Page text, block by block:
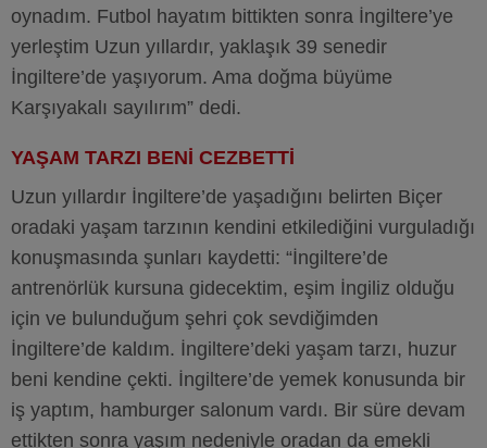
oynadım. Futbol hayatım bittikten sonra İngiltere’ye
yerleştim Uzun yıllardır, yaklaşık 39 senedir
İngiltere’de yaşıyorum. Ama doğma büyüme
Karşıyakalı sayılırım” dedi.
YAŞAM TARZI BENİ CEZBETTİ
Uzun yıllardır İngiltere’de yaşadığını belirten Biçer
oradaki yaşam tarzının kendini etkilediğini vurguladığı
konuşmasında şunları kaydetti: “İngiltere’de
antrenörlük kursuna gidecektim, eşim İngiliz olduğu
için ve bulunduğum şehri çok sevdiğimden
İngiltere’de kaldım. İngiltere’deki yaşam tarzı, huzur
beni kendine çekti. İngiltere’de yemek konusunda bir
iş yaptım, hamburger salonum vardı. Bir süre devam
ettikten sonra yaşım nedeniyle oradan da emekli